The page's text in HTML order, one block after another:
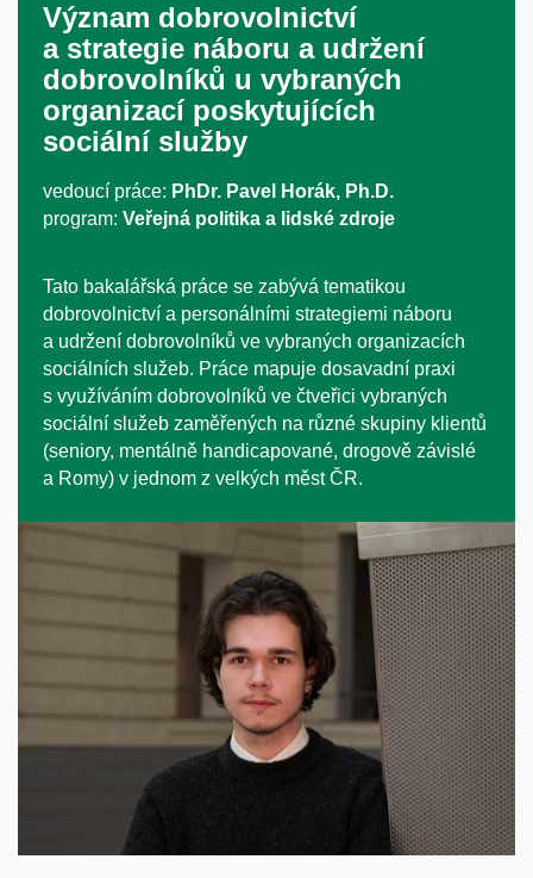
Význam dobrovolnictví
a strategie náboru a udržení
dobrovolníků u vybraných
organizací poskytujících
sociální služby
vedoucí práce: PhDr. Pavel Horák, Ph.D.
program: Veřejná politika a lidské zdroje
Tato bakalářská práce se zabývá tematikou
dobrovolnictví a personálními strategiemi náboru
a udržení dobrovolníků ve vybraných organizacích
sociálních služeb. Práce mapuje dosavadní praxi
s využíváním dobrovolníků ve čtveřici vybraných
sociální služeb zaměřených na různé skupiny klientů
(seniory, mentálně handicapované, drogově závislé
a Romy) v jednom z velkých měst ČR.